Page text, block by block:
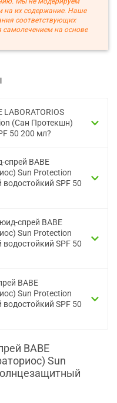
на их содержание. Наше
соответствующих
на основе
(Сан Протекшн)
50 200 мл?
BABE
Sun Protection
SPF 50
спрей BABE
Sun Protection
SPF 50
BABE
Sun Protection
SPF 50
BABE
Sun